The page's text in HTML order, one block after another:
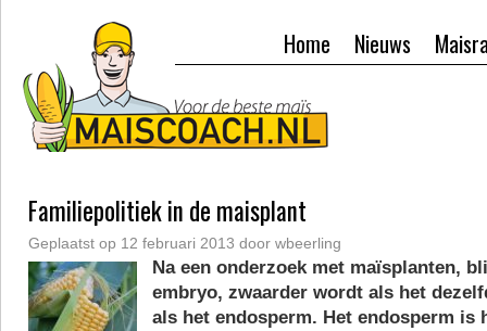
Nieuws
Home
Familiepolitiek in de maisplant
Geplaatst op 12 februari 2013 door wbeerling
Na een onderzoek met maïsplanten,
embryo, zwaarder wordt als het
als het endosperm. Het endosperm is